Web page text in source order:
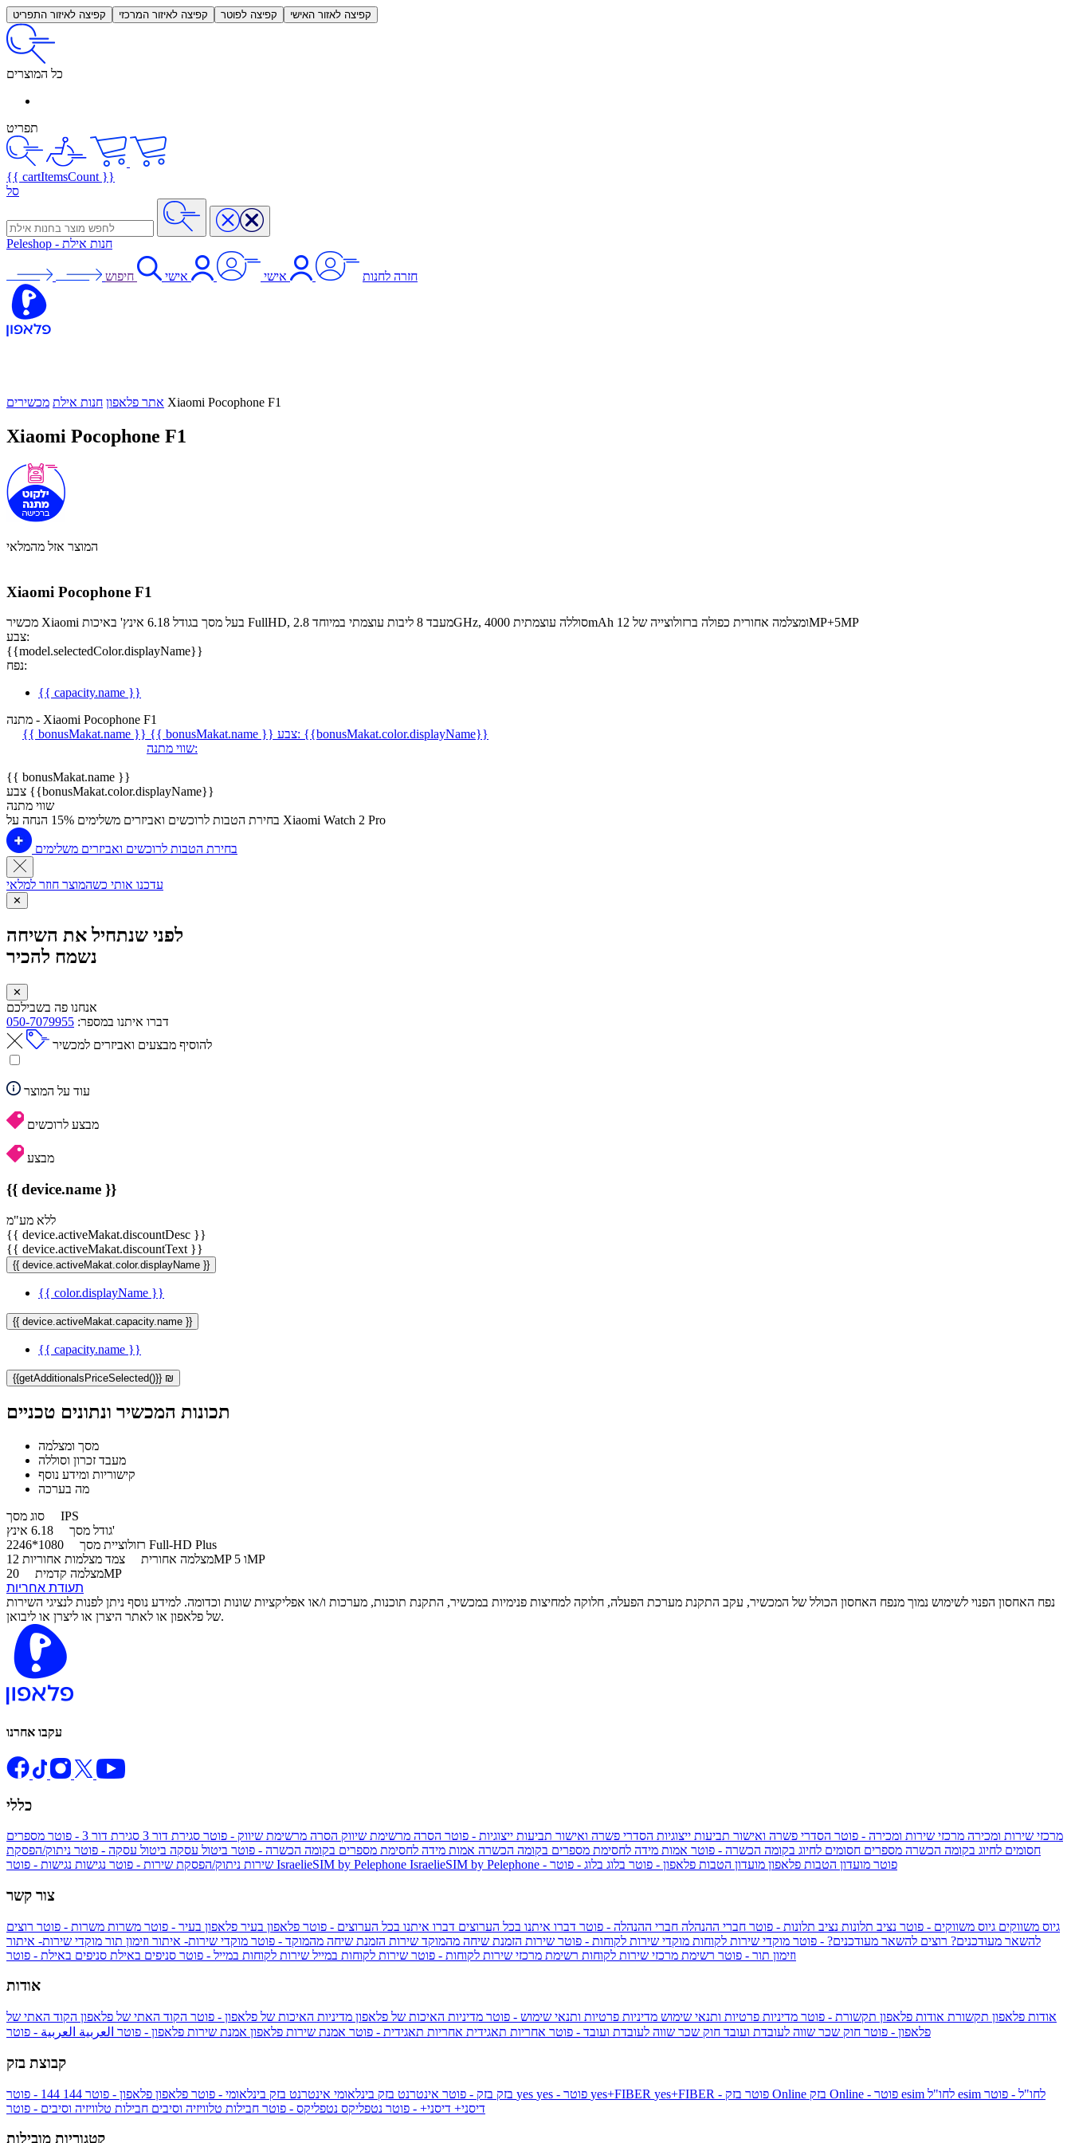
קפיצה לאיזור התפריט קפיצה לאיזור המרכזי קפיצה לפוטר קפיצה לאזור האישי
כל המוצרים
תפריט
{{ cartItemsCount }}
סל
Peleshop - חנות אילת
חזרה לחנות אישי אישי חיפוש
אתר פלאפון חנות אילת מכשירים Xiaomi Pocophone F1
Xiaomi Pocophone F1
המוצר אזל מהמלאי
Xiaomi Pocophone F1
מכשיר Xiaomi בעל מסך בגודל 6.18 אינץ' באיכות FullHD, מעבד 8 ליבות עוצמתי במיוחד 2.8GHz, סוללה עוצמתית 4000mAh ומצלמה אחורית כפולה ברזולוצייה של 12MP+5MP
צבע:
{{model.selectedColor.displayName}}
נפח:
{{ capacity.name }}
מתנה - Xiaomi Pocophone F1
{{ bonusMakat.name }} {{ bonusMakat.name }} צבע: {{bonusMakat.color.displayName}}
שווי מתנה:
{{ bonusMakat.name }}
צבע {{bonusMakat.color.displayName}}
שווי מתנה
בחירת הטבות לרוכשים ואביזרים משלימים 15% הנחה על Xiaomi Watch 2 Pro
בחירת הטבות לרוכשים ואביזרים משלימים
עדכנו אותי כשהמוצר חוזר למלאי
✕
לפני שנתחיל את השיחה
נשמח להכיר
✕
אנחנו פה בשבילכם
דברו איתנו במספר: 050-7079955
להוסיף מבצעים ואביזרים למכשיר
עוד על המוצר
מבצע לרוכשים
מבצע
{{ device.name }}
ללא מע"מ
{{ device.activeMakat.discountDesc }}
{{ device.activeMakat.discountText }}
{{ device.activeMakat.color.displayName }}
{{ color.displayName }}
{{ device.activeMakat.capacity.name }}
{{ capacity.name }}
{{getAdditionalsPriceSelected()}} ₪
תכונות המכשיר ונתונים טכניים
מסך ומצלמה
מעבד זכרון וסוללה
קישוריות ומידע נוסף
מה בערכה
סוג מסך IPS
גודל מסך6.18 אינץ'
רזולוציית מסך 1080*2246 Full-HD Plus
מצלמה אחורית
צמד מצלמות אחוריות 12MP ו 5MP
מצלמה קדמית20MP
תעודת אחריות
נפח האחסון הפנוי לשימוש נמוך מנפח האחסון הכולל של המכשיר, עקב התקנת מערכת הפעלה, חלוקה למחיצות פנימיות במכשיר, התקנת תוכנות, מערכות ו/או אפליקציות שונות וכדומה. למידע נוסף ניתן לפנות לנציגי השירות
של פלאפון או לאתר היצרן או ליצרן או ליבואן.
עקבו אחרנו
כללי
מרכזי שירות ומכירה מרכזי שירות ומכירה - פוטר הסדרי פשרה ואישור תביעות ייצוגיות הסדרי פשרה ואישור תביעות ייצוגיות - פוטר הסרה מרשימת שיווק הסרה מרשימת שיווק - פוטר סגירת דור 3 סגירת דור 3 - פוטר
מספרים
חסומים לחיוג בקומה הכשרה מספרים חסומים לחיוג בקומה הכשרה - פוטר אמות מידה לחסימת מספרים בקומה הכשרה אמות מידה לחסימת מספרים בקומה הכשרה - פוטר ביטול עסקה ביטול עסקה - פוטר ניתוק/הפסקת
שירות ניתוק/הפסקת שירות - פוטר נגישות IsraelieSIM by Pelephone IsraelieSIM by Pelephone - פוטר מועדון הטבות פלאפון מועדון הטבות פלאפון - פוטר בלוג בלוג - פוטר
צור קשר
גיוס משווקים גיוס משווקים - פוטר נציב תלונות נציב תלונות - פוטר חברי ההנהלה חברי ההנהלה - פוטר דברו איתנו בכל הערוצים דברו איתנו בכל הערוצים - פוטר פלאפון בעיר פלאפון בעיר - פוטר משרות משרות - פוטר רוצים
להשאר מעודכנים? רוצים להשאר מעודכנים? - פוטר מוקדי שירות לקוחות מוקדי שירות לקוחות - פוטר שירות הזמנת שיחה מהמוקד שירות הזמנת שיחה מהמוקד - פוטר מוקדי שירות- איתור וזימון תור מוקדי שירות- איתור
וזימון תור - פוטר רשימת מרכזי שירות לקוחות רשימת מרכזי שירות לקוחות - פוטר שירות לקוחות במייל שירות לקוחות במייל - פוטר סניפים באילת סניפים באילת - פוטר
אודות
אודות פלאפון תקשורת אודות פלאפון תקשורת - פוטר מדיניות פרטיות ותנאי שימוש מדיניות פרטיות ותנאי שימוש - פוטר מדיניות האיכות של פלאפון מדיניות האיכות של פלאפון - פוטר הקוד האתי של פלאפון הקוד האתי של
פלאפון - פוטר חוק שכר שווה לעובדת ועובד חוק שכר שווה לעובדת ועובד - פוטר אחריות תאגידית אחריות תאגידית - פוטר אמנת שירות פלאפון אמנת שירות פלאפון - פוטר العربية العربية - פוטר
קבוצת בזק
בזק בזק - פוטר אינטרנט בזק בינלאומי אינטרנט בזק בינלאומי - פוטר פלאפון פלאפון - פוטר 144 yes yes+FIBER yes+FIBER - פוטר בזק Online
esim לחו"ל - פוטר
דיסני+ דיסני+ - פוטר נטפליקס נטפליקס - פוטר חבילות טלוויזיה וסיבים חבילות טלוויזיה וסיבים - פוטר
קטגוריות מובילות